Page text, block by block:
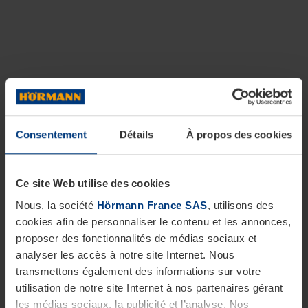
Consentement Détails À propos des cookies
Ce site Web utilise des cookies
Nous, la société Hörmann France SAS, utilisons des
cookies afin de personnaliser le contenu et les annonces,
proposer des fonctionnalités de médias sociaux et
analyser les accès à notre site Internet. Nous
transmettons également des informations sur votre
utilisation de notre site Internet à nos partenaires gérant
les médias sociaux, la publicité et l’analyse. Nos